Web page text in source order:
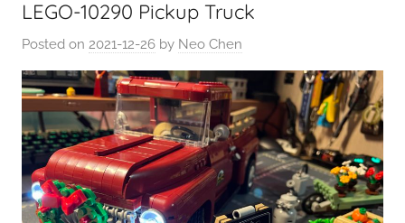
LEGO-10290 Pickup Truck
Posted on 2021-12-26 by Neo Chen